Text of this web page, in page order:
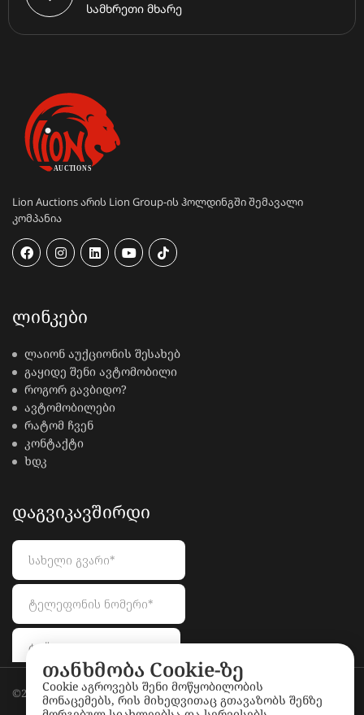
სამხრეთი მხარე
Lion Auctions არის Lion Group-ის ჰოლდინგში შემავალი
კომპანია
ᲚᲘᲜᲙᲔᲑᲘ
ლაიონ აუქციონის შესახებ
გაყიდე შენი ავტომობილი
როგორ გავბიდო?
ავტომობილები
რატომ ჩვენ
კონტაქტი
ხდკ
ᲓᲐᲒᲕᲘᲙᲐᲕᲨᲘᲠᲓᲘ
©2026LionAuctions.ge. All rights reserved.
თანხმობა Cookie-ზე
Cookie აგროვებს შენი მოწყობილობის
მონაცემებს, რის მიხედვითაც გთავაზობს შენზე